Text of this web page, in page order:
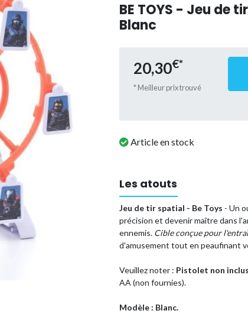
BE TOYS - Jeu de
Blanc
20,30€*
* Meilleur prix trouvé
Article en stock
Les atouts
Jeu de tir spatial - Be Toys - Un
précision et devenir maître dans
ennemis. Cible conçue pour
d'amusement tout en peaufinant
Veuillez noter : Pistolet non inclus
AA (non fournies).
Modèle : Blanc.